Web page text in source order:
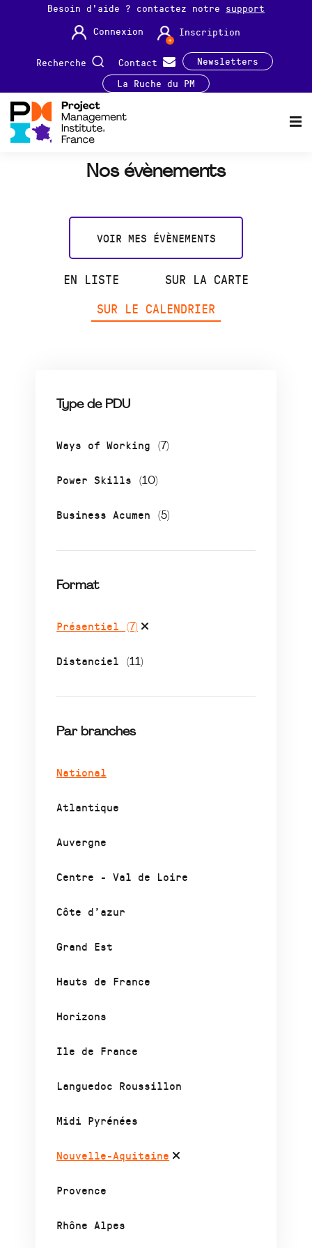
Besoin d'aide ? contactez notre support
Connexion
Inscription
Recherche Contact
Newsletters
La Ruche du PM
Nos évènements
VOIR MES ÉVÈNEMENTS
EN LISTE
SUR LA CARTE
SUR LE CALENDRIER
Type de PDU
Ways of Working (7)
Power Skills (10)
Business Acumen (5)
Format
Présentiel (7)
Distanciel (11)
Par branches
National
Atlantique
Auvergne
Centre - Val de Loire
Côte d’azur
Grand Est
Hauts de France
Horizons
Ile de France
Languedoc Roussillon
Midi Pyrénées
Nouvelle-Aquitaine
Provence
Rhône Alpes